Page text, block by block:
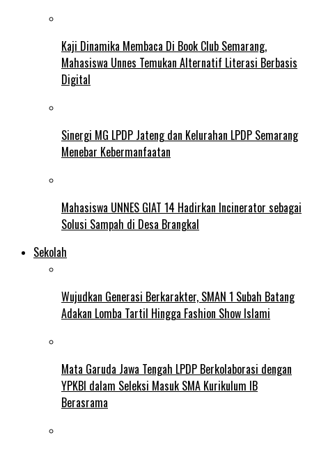
Kaji Dinamika Membaca Di Book Club Semarang,
Mahasiswa Unnes Temukan Alternatif Literasi Berbasis
Digital
Sinergi MG LPDP Jateng dan Kelurahan LPDP Semarang
Menebar Kebermanfaatan
Mahasiswa UNNES GIAT 14 Hadirkan Incinerator sebagai
Solusi Sampah di Desa Brangkal
Sekolah
Wujudkan Generasi Berkarakter, SMAN 1 Subah Batang
Adakan Lomba Tartil Hingga Fashion Show Islami
Mata Garuda Jawa Tengah LPDP Berkolaborasi dengan
YPKBI dalam Seleksi Masuk SMA Kurikulum IB
Berasrama